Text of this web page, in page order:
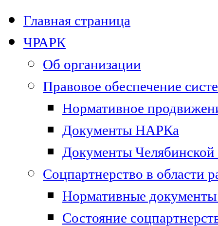
Главная страница
ЧРАРК
Об организации
Правовое обеспечение
Нормативное
Документы НАРКа
Документы Челябинской
Соцпартнерство в области
Нормативные документы
Состояние